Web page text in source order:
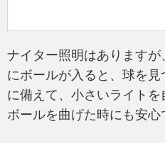
ナイター照明はあります
にボールが入ると、球を
に備えて、小さいライトを
ボールを曲げた時にも安心